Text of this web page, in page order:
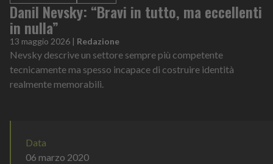
Danil Nevsky: “Bravi in tutto, ma eccellenti
in nulla”
13 maggio 2026 | Redazione
Nevsky descrive un settore sempre più competente
tecnicamente ma spesso incapace di costruire identità
realmente memorabili.
Data
06 marzo 2020